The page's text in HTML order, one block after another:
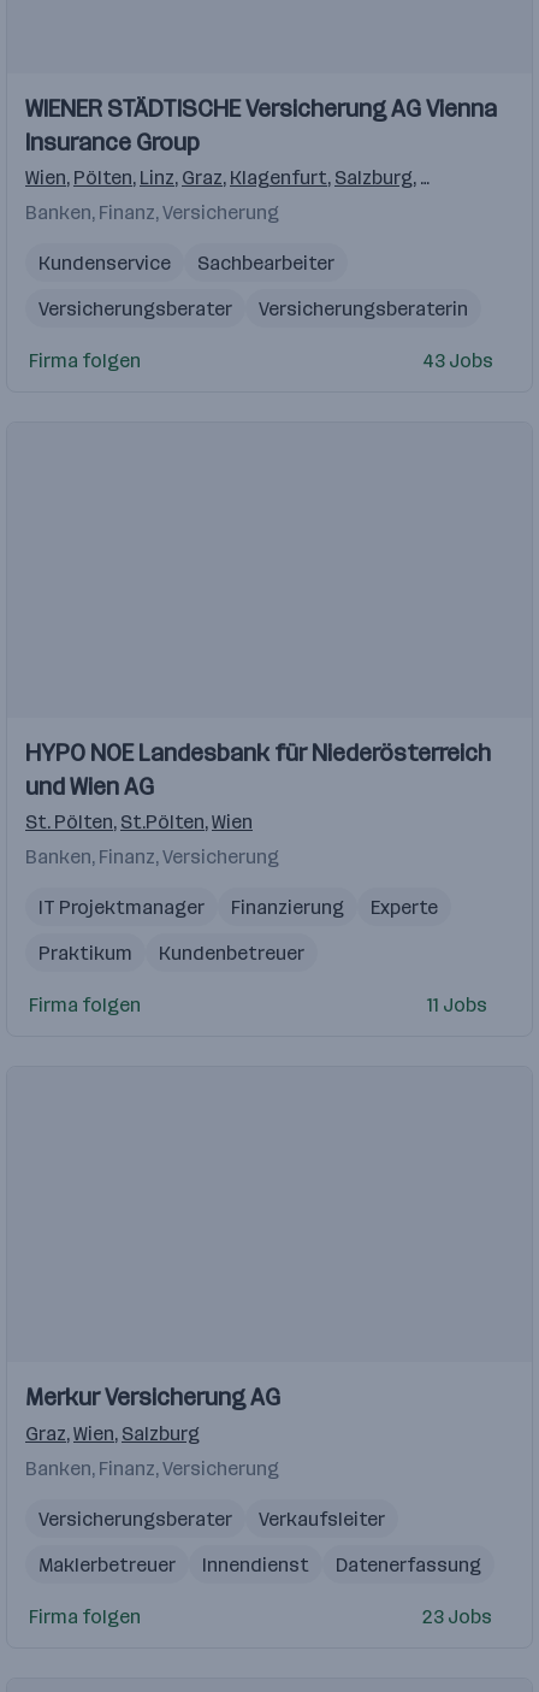
Videos
Einblicke
Einblicke
WIENER STÄDTISCHE Versicherung AG Vienna
Insurance Group
Wien, Pölten, Linz, Graz, Klagenfurt, Salzburg, Innsbruck
Banken, Finanz, Versicherung
Kundenservice
Sachbearbeiter
Versicherungsberater
Versicherungsberaterin
Verkaufsunterstützung
Firma folgen 43 Jobs
Videos
Einblicke
Einblicke
HYPO NOE Landesbank für Niederösterreich
und Wien AG
St. Pölten, St.Pölten,Wien
Banken, Finanz, Versicherung
IT Projektmanager Finanzierung
Experte
Praktikum
Kundenbetreuer
Firma folgen 11 Jobs
Videos
Einblicke
Einblicke
Merkur Versicherung AG
Graz,Wien, Salzburg
Banken, Finanz, Versicherung
Versicherungsberater
Verkaufsleiter
Maklerbetreuer
Innendienst Datenerfassung
Firma folgen 23 Jobs